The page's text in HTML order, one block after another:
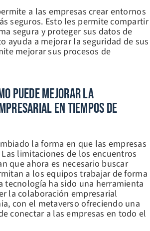
a las empresas crear entornos
seguros. Esto les permite compartir
segura y proteger sus datos de
ayuda a mejorar la seguridad de sus
mejorar sus procesos de
Puede Mejorar La
En Tiempos De
la forma en que las empresas
limitaciones de los encuentros
que ahora es necesario buscar
a los equipos trabajar de forma
tecnología ha sido una herramienta
la colaboración empresarial
con el metaverso ofreciendo una
conectar a las empresas en todo el